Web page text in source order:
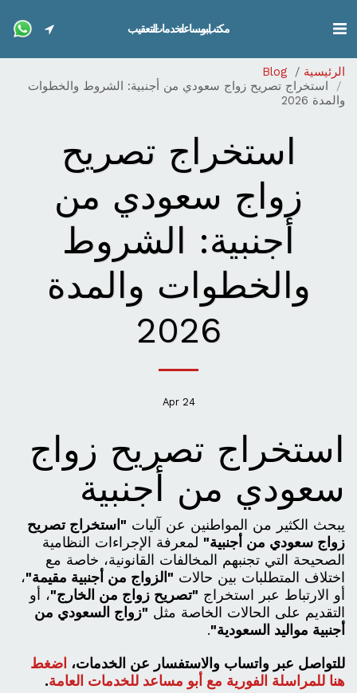
مكتب ابو مساعد لخدمات التعقيب
الرئيسية
Blog
استخراج تصريح زواج سعودي من أجنبية: الشروط والخطوات
والمدة 2026
استخراج تصريح
زواج سعودي من
أجنبية: الشروط
والخطوات والمدة
2026
24
Apr
استخراج تصريح زواج
سعودي من أجنبية
يبحث الكثير من المواطنين عن آليات "استخراج تصريح
زواج سعودي من أجنبية" لمعرفة الإجراءات النظامية
الصحيحة التي تجنبهم المخالفات القانونية، خاصة مع
اختلاف المتطلبات بين حالات "الزواج من أجنبية مقيمة"،
أو الارتباط عبر استخراج "تصريح زواج من الخارج"، أو
التقديم على الحالات الخاصة مثل "زواج السعودي من
أجنبية مواليد السعودية".
للتواصل عبر واتساب والاستفسار عن الخدمات، اضغط
هنا للمراسلة الفورية مع أبو مساعد للخدمات العامة.